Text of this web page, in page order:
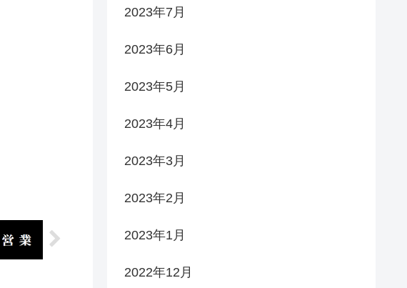
2023年7月
2023年6月
2023年5月
2023年4月
2023年3月
2023年2月
2023年1月
2022年12月